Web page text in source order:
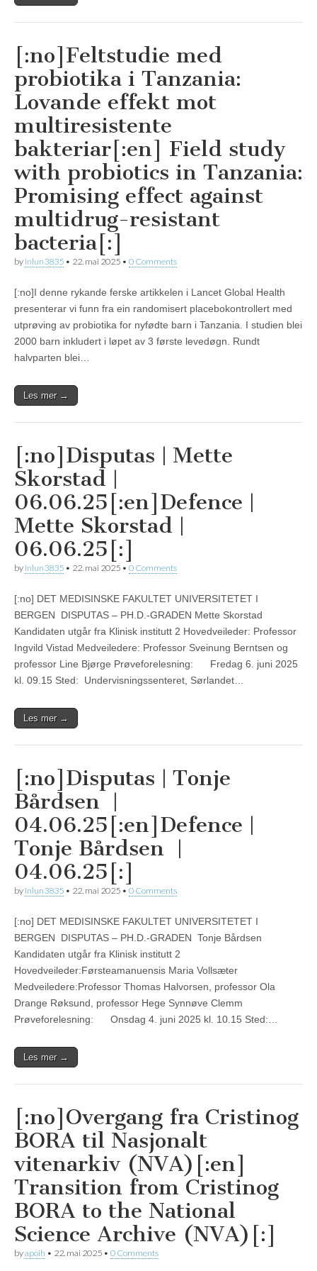
[:no]Feltstudie med
probiotika i Tanzania:
Lovande effekt mot
multiresistente
bakteriar[:en] Field study
with probiotics in Tanzania:
Promising effect against
multidrug-resistant
bacteria[:]
by inlun3835 • 22. mai 2025 • 0 Comments
[:no]I denne rykande ferske artikkelen i Lancet Global Health
presenterar vi funn fra ein randomisert placebokontrollert med
utprøving av probiotika for nyfødte barn i Tanzania. I studien blei
2000 barn inkludert i løpet av 3 første levedøgn. Rundt
halvparten blei…
Les mer →
[:no]Disputas | Mette
Skorstad |
06.06.25[:en]Defence |
Mette Skorstad |
06.06.25[:]
by inlun3835 • 22. mai 2025 • 0 Comments
[:no] DET MEDISINSKE FAKULTET UNIVERSITETET I
BERGEN DISPUTAS – PH.D.-GRADEN Mette Skorstad
Kandidaten utgår fra Klinisk institutt 2 Hovedveileder: Professor
Ingvild Vistad Medveiledere: Professor Sveinung Berntsen og
professor Line Bjørge Prøveforelesning: Fredag 6. juni 2025
kl. 09.15 Sted: Undervisningssenteret, Sørlandet…
Les mer →
[:no]Disputas | Tonje
Bårdsen |
04.06.25[:en]Defence |
Tonje Bårdsen |
04.06.25[:]
by inlun3835 • 22. mai 2025 • 0 Comments
[:no] DET MEDISINSKE FAKULTET UNIVERSITETET I
BERGEN DISPUTAS – PH.D.-GRADEN Tonje Bårdsen
Kandidaten utgår fra Klinisk institutt 2
Hovedveileder:Førsteamanuensis Maria Vollsæter
Medveiledere:Professor Thomas Halvorsen, professor Ola
Drange Røksund, professor Hege Synnøve Clemm
Prøveforelesning: Onsdag 4. juni 2025 kl. 10.15 Sted:…
Les mer →
[:no]Overgang fra Cristinog
BORA til Nasjonalt
vitenarkiv (NVA)[:en]
Transition from Cristinog
BORA to the National
Science Archive (NVA)[:]
byapoih • 22. mai 2025 • 0 Comments